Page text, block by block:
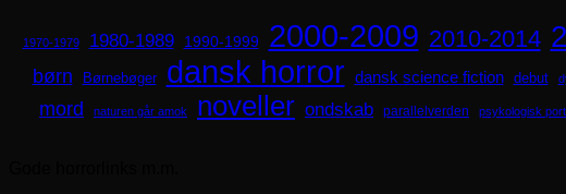
1970-1979 1980-1989 1990-1999 2000-2009 2010-2014
børn Børnebøger dansk horror dansk science fiction debut
mord naturen går amok noveller ondskab parallelverden psykologisk